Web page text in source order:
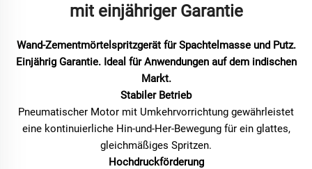
mit einjähriger Garantie
Wand-Zementmörtelspritzgerät für Spachtelmasse und Putz.
Einjährig Garantie. Ideal für Anwendungen auf dem indischen
Markt.
Stabiler Betrieb
Pneumatischer Motor mit Umkehrvorrichtung gewährleistet
eine kontinuierliche Hin-und-Her-Bewegung für ein glattes,
gleichmäßiges Spritzen.
Hochdruckförderung